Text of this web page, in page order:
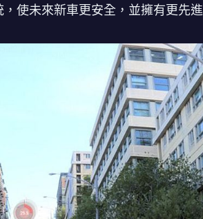
使未來新車更安全，並擁有更先進